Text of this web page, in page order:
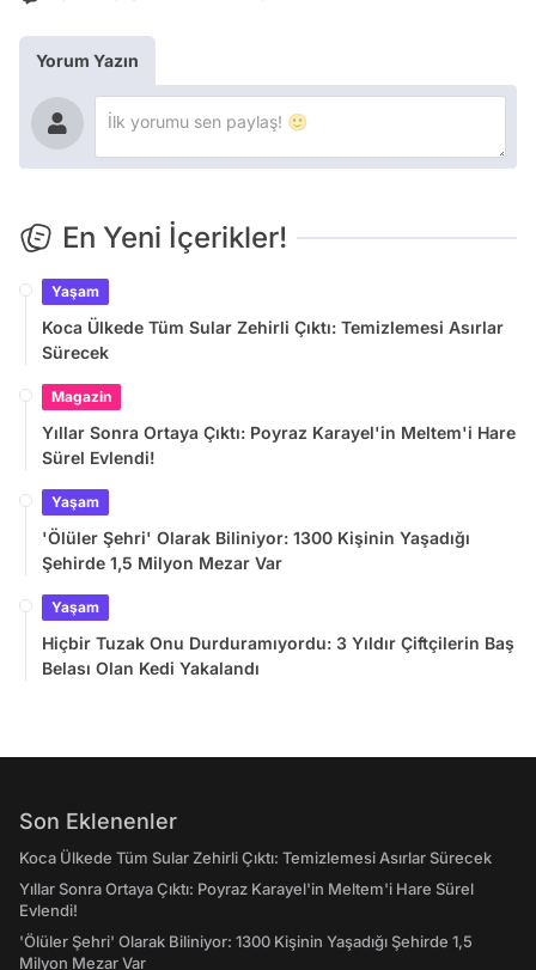
Yorum Yazın
En Yeni İçerikler!
Yaşam
Koca Ülkede Tüm Sular Zehirli Çıktı: Temizlemesi Asırlar
Sürecek
Magazin
Yıllar Sonra Ortaya Çıktı: Poyraz Karayel'in Meltem'i Hare
Sürel Evlendi!
Yaşam
'Ölüler Şehri' Olarak Biliniyor: 1300 Kişinin Yaşadığı
Şehirde 1,5 Milyon Mezar Var
Yaşam
Hiçbir Tuzak Onu Durduramıyordu: 3 Yıldır Çiftçilerin Baş
Belası Olan Kedi Yakalandı
Son Eklenenler
Koca Ülkede Tüm Sular Zehirli Çıktı: Temizlemesi Asırlar Sürecek
Yıllar Sonra Ortaya Çıktı: Poyraz Karayel'in Meltem'i Hare Sürel
Evlendi!
'Ölüler Şehri' Olarak Biliniyor: 1300 Kişinin Yaşadığı Şehirde 1,5
Milyon Mezar Var